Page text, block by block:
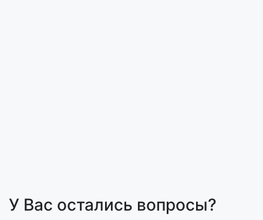
У Вас остались вопросы?